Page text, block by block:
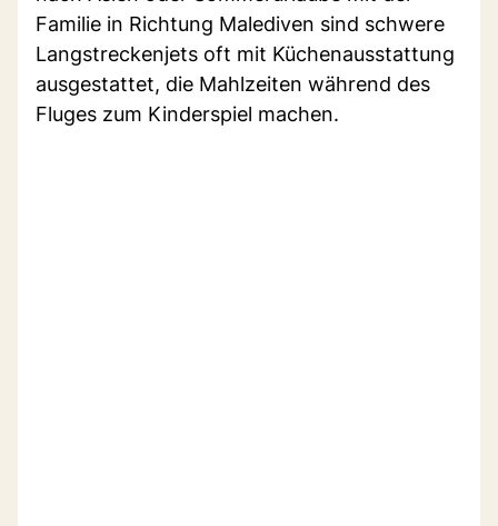
Familie in Richtung Malediven sind schwere
Langstreckenjets oft mit Küchenausstattung
ausgestattet, die Mahlzeiten während des
Fluges zum Kinderspiel machen.